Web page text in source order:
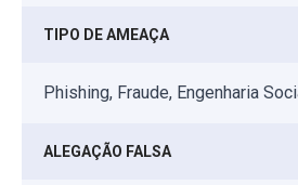
TIPO DE AMEAÇA
Phishing, Fraude, Engenharia
ALEGAÇÃO FALSA